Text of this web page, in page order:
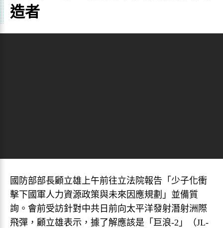
造者
國防部部長顧立雄上午前往立法院報告「少子化衝
擊下國軍人力資源政策與未來因應規劃」並備質
詢。會前受訪針對中共日前向太平洋發射潛射洲際
飛彈，顧立雄表示，據了解應該是「巨浪-2」（JL-